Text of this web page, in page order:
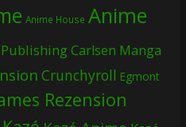
Anime House Anime
Carlsen Manga
Crunchyroll Egmont
Rezension